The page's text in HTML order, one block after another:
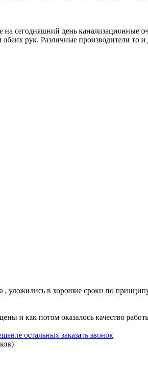
сегодняшний день канализационные
рук. Различные производители
уложились в хорошие сроки по
и как потом оказалось качество
остальных заказать звонок